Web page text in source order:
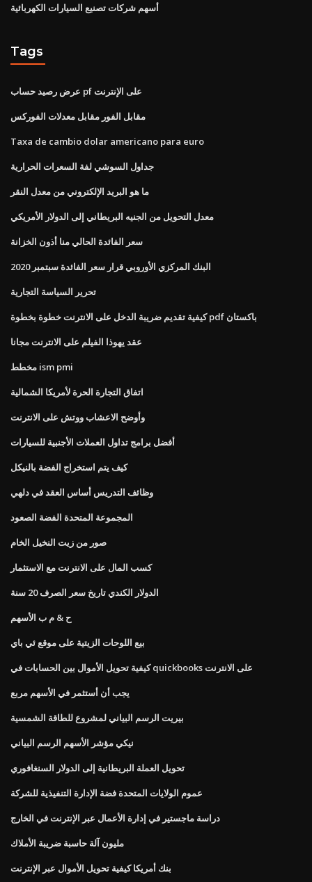
أسهم شركات تصنيع السيارات الكهربائية
Tags
عرض رصيد حساب pf على الإنترنت
مقابل الفور مقابل معدلات الفوركس
Taxa de cambio dolar americano para euro
جداول السوشي لفة السعرات الحرارية
ما هو البريد الإلكتروني من معدل النقر
معدل التحويل من الجنيه البريطاني إلى الدولار الأمريكي
سعر الفائدة الحالي منا أذون الخزانة
البنك المركزي الأوروبي قرار سعر الفائدة سبتمبر 2020
تحرير السياسة التجارية
كيفية تقديم ضريبة الدخل على الانترنت خطوة بخطوة pdf باكستان
عقد يهوذا الفيلم على الانترنت مجانا
مخطط ism pmi
اتفاق التجارة الحرة لأمريكا الشمالية
وأوضح الاعشاب ووتش على الانترنت
أفضل برامج تداول العملات الأجنبية للسيارات
كيف يتم استخراج الفضة بالنيكل
وظائف التدريس أساس العقد في دلهي
المجموعة المتحدة الفضة الصعود
صور من زيت النخيل الخام
كسب المال على الانترنت مع الاستثمار
الدولار الكندي تاريخ سعر الصرف 20 سنة
ح & م ب الأسهم
بيع اللوحات الزيتية على موقع ئي باي
كيفية تحويل الأموال بين الحسابات في quickbooks على الانترنت
يجب أن أستثمر في الأسهم مربع
بيريت الرسم البياني لمشروع للطاقة الشمسية
نيكي مؤشر الأسهم الرسم البياني
تحويل العملة البريطانية إلى الدولار السنغافوري
عموم الولايات المتحدة فضة الإدارة التنفيذية للشركة
دراسة ماجستير في إدارة الأعمال عبر الإنترنت في الخارج
مليون آلة حاسبة ضريبة الأملاك
بنك أمريكا كيفية تحويل الأموال عبر الإنترنت